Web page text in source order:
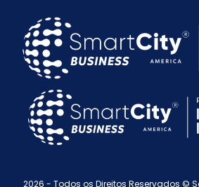
2026 - Todos os Direitos Reservados ©